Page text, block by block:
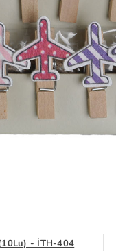
Slm Decoration Uçak Desenli Mandal (10Lu) - İTH-404